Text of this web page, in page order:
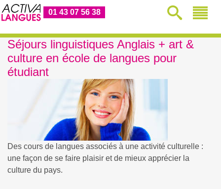
01 43 07 56 38
Séjours linguistiques Anglais + art &
culture en école de langues pour
étudiant
Des cours de langues associés à une activité culturelle :
une façon de se faire plaisir et de mieux apprécier la
culture du pays.